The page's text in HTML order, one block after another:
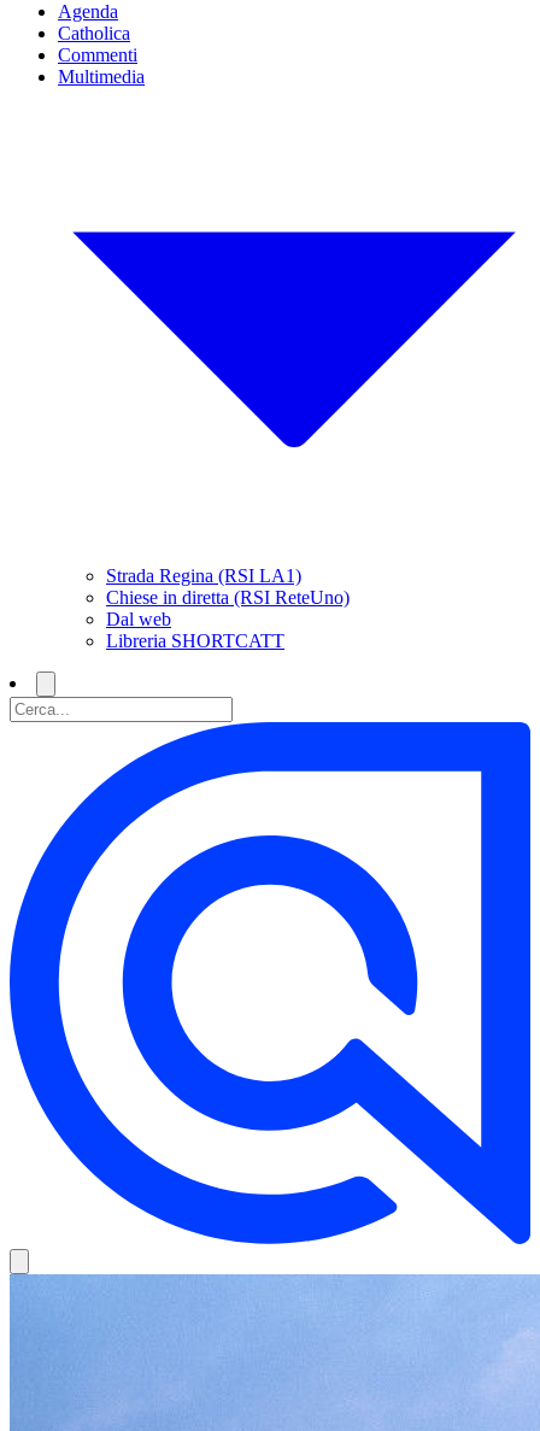
Agenda
Catholica
Commenti
Multimedia
Strada Regina (RSI LA1)
Chiese in diretta (RSI ReteUno)
Dal web
Libreria SHORTCATT